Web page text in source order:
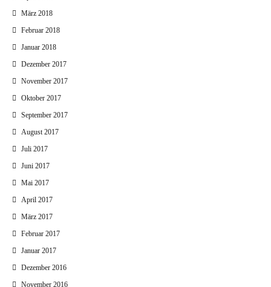
März 2018
Februar 2018
Januar 2018
Dezember 2017
November 2017
Oktober 2017
September 2017
August 2017
Juli 2017
Juni 2017
Mai 2017
April 2017
März 2017
Februar 2017
Januar 2017
Dezember 2016
November 2016